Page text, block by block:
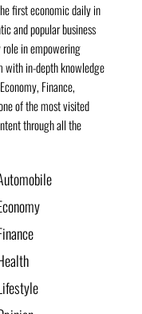
first economic daily in
and popular business
role in empowering
with in-depth knowledge
Finance,
of the most visited
through all the